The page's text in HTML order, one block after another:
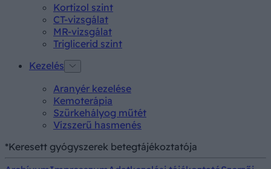
Kortizol szint
CT-vizsgálat
MR-vizsgálat
Triglicerid szint
Kezelés
Aranyér kezelése
Kemoterápia
Szürkehályog műtét
Vízszerű hasmenés
*Keresett gyógyszerek betegtájékoztatója